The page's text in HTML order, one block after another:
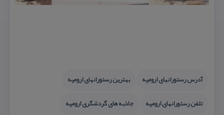
آدرس رستورانهای ارومیه
بهترین رستورانهای ارومیه
تلفن رستورانهای ارومیه
جاذبه های گردشگری ارومیه